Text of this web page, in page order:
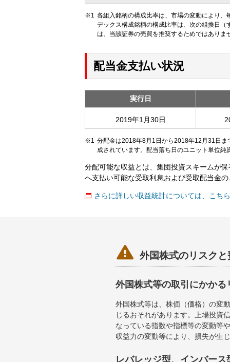
各組入銘柄の構成比率は、市場の変動により
デックス構成銘柄の構成比率は、次の組換日
は、当該証券の売買を推奨するためではありま
配当金支払い状況
実行日
2019年1月30日
分配金は2018年8月1日から2018年12月31日
成されています。配当落ち日のユニット単位
分配可能な収益とは、集団投資スキームが
へ支払い可能な受取利息および受取配当金
さらに詳しい収益統計については、こち
 外国株式のリスク
外国株式等の取引にかかる
外国株式等は、株価（価格）の変
じるおそれがあります。上場投資
なっている指数や指標等の変動等
収益力の変動等により、損失が生
レバレッジ型、インバー